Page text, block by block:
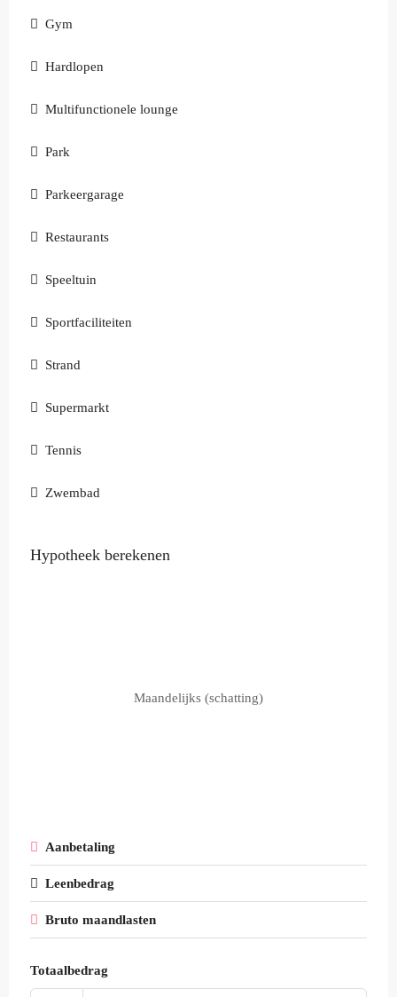
Gym
Hardlopen
Multifunctionele lounge
Park
Parkeergarage
Restaurants
Speeltuin
Sportfaciliteiten
Strand
Supermarkt
Tennis
Zwembad
Hypotheek berekenen
Maandelijks (schatting)
Aanbetaling
Leenbedrag
Bruto maandlasten
Totaalbedrag